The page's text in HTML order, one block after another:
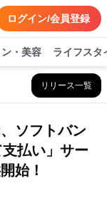
ログイン/会員登録
・美容 ライフスタ
リリース一覧
ソフトバン
払い」サー
始！